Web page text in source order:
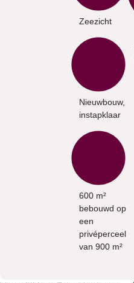
Zeezicht
Nieuwbouw,
instapklaar
600 m²
bebouwd op
een
privéperceel
van 900 m²